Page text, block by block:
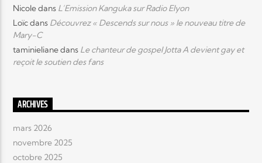
Nicoledans L’Emission Kanguka sur Radio Elyon
Loïcdans Découvrez « Descends sur nous » le nouveau titre de
Mary-C
taminielianedans Le chanteur de gospel Jotta A devient gay et
reçoit le soutien des fans
ARCHIVES
mars 2026
novembre 2025
octobre 2025